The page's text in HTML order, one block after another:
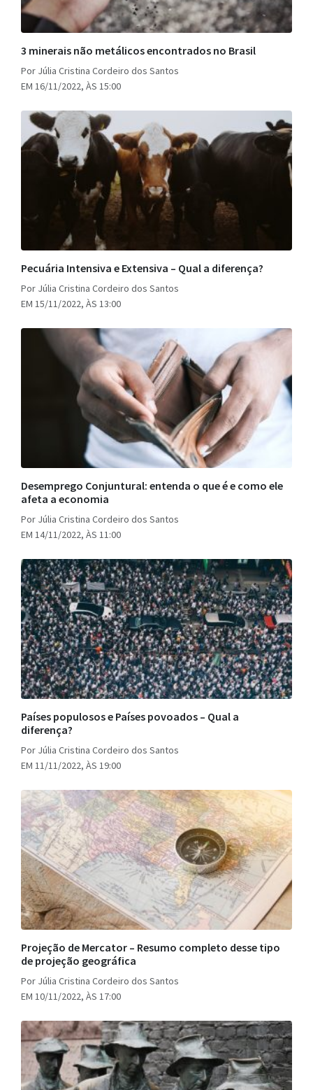
3 minerais não metálicos encontrados no Brasil
Por Júlia Cristina Cordeiro dos Santos
EM 16/11/2022, ÀS 15:00
Pecuária Intensiva e Extensiva – Qual a diferença?
Por Júlia Cristina Cordeiro dos Santos
EM 15/11/2022, ÀS 13:00
Desemprego Conjuntural: entenda o que é e como ele
afeta a economia
Por Júlia Cristina Cordeiro dos Santos
EM 14/11/2022, ÀS 11:00
Países populosos e Países povoados – Qual a
diferença?
Por Júlia Cristina Cordeiro dos Santos
EM 11/11/2022, ÀS 19:00
Projeção de Mercator – Resumo completo desse tipo
de projeção geográfica
Por Júlia Cristina Cordeiro dos Santos
EM 10/11/2022, ÀS 17:00